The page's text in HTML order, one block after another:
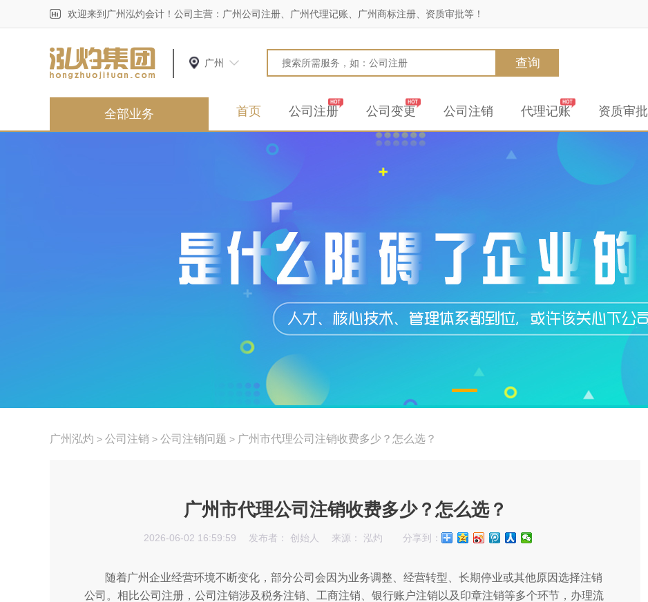
欢迎来到广州泓灼会计！公司主营：广州公司注册、广州代理记账、广州商标注册、资质审批等！
广州 查询
全部业务 首页 公司注册 公司变更 公司注销 代理记账 资质审批
广州泓灼 > 公司注销 > 公司注销问题 > 广州市代理公司注销收费多少？怎么选？
广州市代理公司注销收费多少？怎么选？
2026-06-02 16:59:59 发布者： 创始人 来源： 泓灼 分享到：
随着广州企业经营环境不断变化，部分公司会因为业务调整、经营转型、长期停业或其他原因选择注销
公司。相比公司注册，公司注销涉及税务注销、工商注销、银行账户注销以及印章注销等多个环节，办理流